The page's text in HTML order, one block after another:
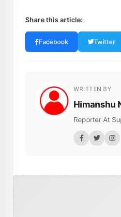
Share this article:
Facebook Twitter
WRITTEN BY
Himanshu
Reporter At